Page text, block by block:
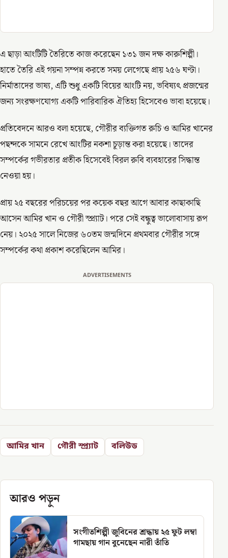
এ ছাড়া আংটিটি তৈরিতে কাজ করেছেন ১৩১ জন দক্ষ কারুশিল্পী।
হাতে তৈরি এই গয়না সম্পন্ন করতে সময় লেগেছে প্রায় ২৫৬ ঘণ্টা।
নির্মাতাদের ভাষ্য, এটি শুধু একটি বিয়ের আংটি নয়, ভবিষ্যৎ প্রজন্মের
জন্য সংরক্ষণযোগ্য একটি পারিবারিক ঐতিহ্য হিসেবেও ভাবা হয়েছে।
প্রতিবেদনে আরও বলা হয়েছে, গৌরীর ব্যক্তিগত রুচি ও আমির খানের
পছন্দকে সামনে রেখে আংটির নকশা চূড়ান্ত করা হয়েছে। তাদের
সম্পর্কের গভীরতার প্রতীক হিসেবেই বিরল রুবি ব্যবহারের সিদ্ধান্ত
নেওয়া হয়।
প্রায় ২৫ বছরের পরিচয়ের পর কয়েক বছর আগে আবার কাছাকাছি
আসেন আমির খান ও গৌরী স্প্র্যাট। পরে সেই বন্ধুত্ব ভালোবাসায় রূপ
নেয়। ২০২৫ সালে নিজের ৬০তম জন্মদিনে প্রথমবার গৌরীর সঙ্গে
সম্পর্কের কথা প্রকাশ করেছিলেন আমির।
ADVERTISEMENTS
আমির খান গৌরী স্প্র্যাট বলিউড
আরও পড়ুন
সংগীতশিল্পী জুবিনের শ্রদ্ধায় ২৫ ফুট লম্বা
গামছায় গান বুনেছেন নারী তাঁতি